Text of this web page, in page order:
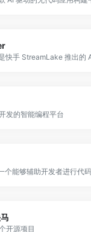
发的智能编程平台
开源项目